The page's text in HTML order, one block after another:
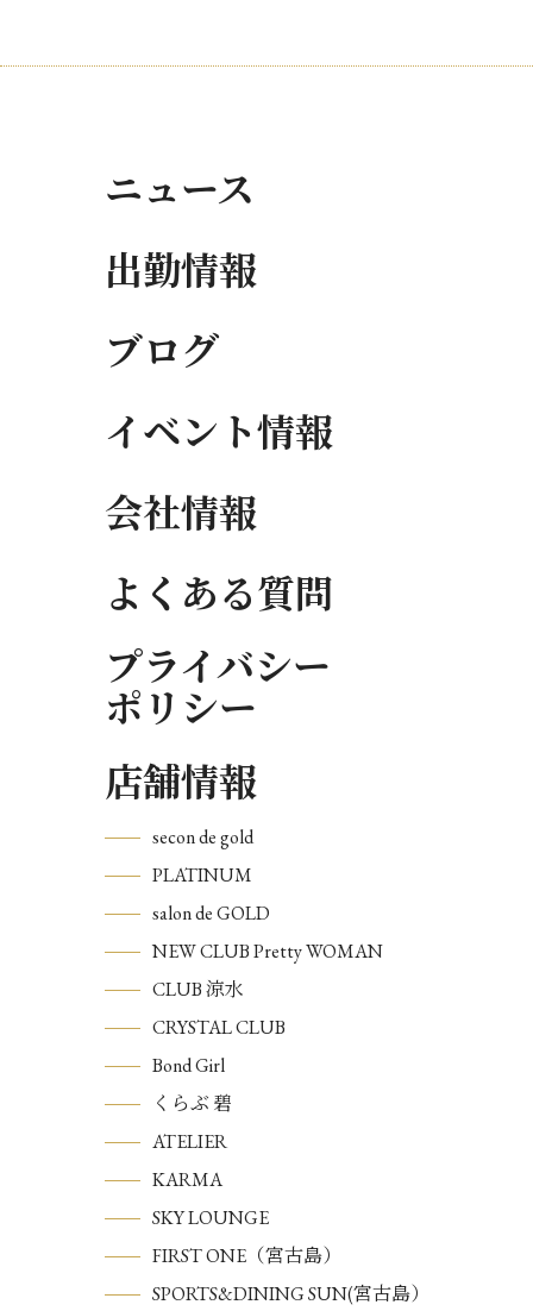
ニュース
出勤情報
ブログ
イベント情報
会社情報
よくある質問
プライバシー
ポリシー
店舗情報
secon de gold
PLATINUM
salon de GOLD
NEW CLUB Pretty WOMAN
CLUB 涼水
CRYSTAL CLUB
Bond Girl
くらぶ 碧
ATELIER
KARMA
SKY LOUNGE
FIRST ONE（宮古島）
SPORTS&DINING SUN(宮古島）